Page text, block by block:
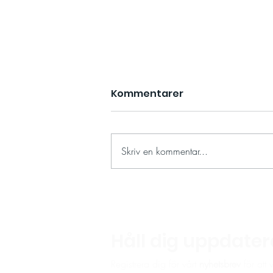
Kommentarer
Skriv en kommentar...